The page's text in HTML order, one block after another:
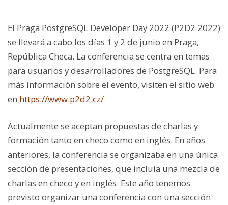
El Praga PostgreSQL Developer Day 2022 (P2D2 2022)
se llevará a cabo los días 1 y 2 de junio en Praga,
República Checa. La conferencia se centra en temas
para usuarios y desarrolladores de PostgreSQL. Para
más información sobre el evento, visiten el sitio web
en https://www.p2d2.cz/
Actualmente se aceptan propuestas de charlas y
formación tanto en checo como en inglés. En años
anteriores, la conferencia se organizaba en una única
sección de presentaciones, que incluía una mezcla de
charlas en checo y en inglés. Este año tenemos
previsto organizar una conferencia con una sección